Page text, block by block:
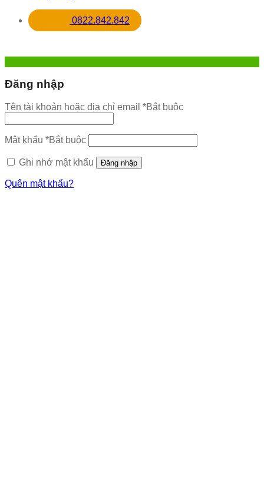
0822.842.842
Đăng nhập
Tên tài khoản hoặc địa chỉ email *Bắt buộc
Mật khẩu *Bắt buộc
Ghi nhớ mật khẩu Đăng nhập
Quên mật khẩu?